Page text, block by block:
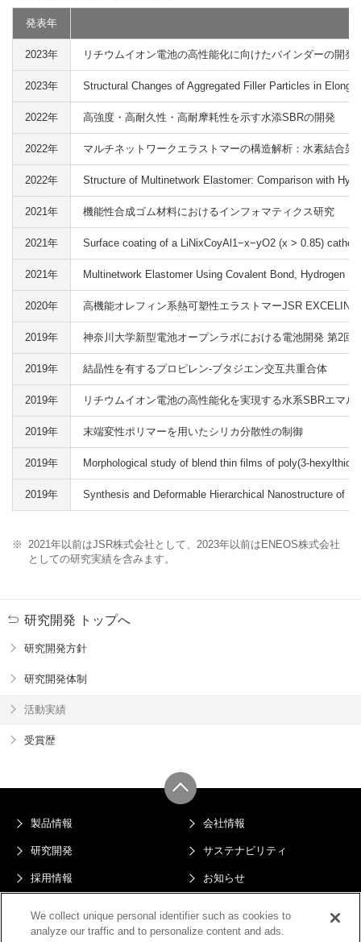
発表年
2023年 リチウムイオン電池の高性能化に向けたバインダーの開発
2023年 Structural Changes of Aggregated Filler Particles in
2022年 高強度・高耐久性・高耐摩耗性を示す水添SBRの開発
2022年 マルチネットワークエラストマーの構造解析：水素結合架
2022年 Structure of Multinetwork Elastomer: Comparison with
2021年 機能性合成ゴム材料におけるインフォマティクス研究
2021年 Surface coating of a LiNixCoyAl1−x−yO2 (x > 0.85)
2021年 Multinetwork Elastomer Using Covalent Bond, Hydrogen
2020年 高機能オレフィン系熱可塑性エラストマーJSR EXCELINK
2019年 神奈川大学新型電池オープンラボにおける電池開発 第2
2019年 結晶性を有するプロピレン-ブタジエン交互共重合体
2019年 リチウムイオン電池の高性能化を実現する水系SBRエマル
2019年 末端変性ポリマーを用いたシリカ分散性の制御
2019年 Morphological study of blend thin films of poly(3-
2019年 Synthesis and Deformable Hierarchical Nanostructure of
※ 2021年以前はJSR株式会社として、2023年以前はENEOS株式会社
としての研究実績を含みます。
研究開発 トップへ
研究開発方針
研究開発体制
活動実績
受賞歴
製品情報 会社情報
研究開発 サステナビリティ
採用情報 お知らせ
このサイトについて 電子公告
We collect unique personal identifier such as cookies to
analyze our traffic and to personalize content and ads.